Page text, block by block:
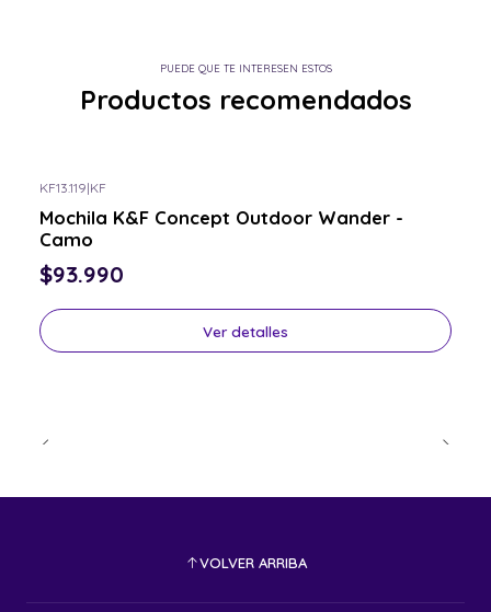
PUEDE QUE TE INTERESEN ESTOS
Productos recomendados
KF13.119|KF
Mochila K&F Concept Outdoor Wander -
Camo
$93.990
Ver detalles
VOLVER ARRIBA